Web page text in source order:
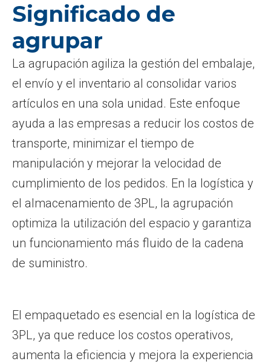
Significado de
agrupar
La agrupación agiliza la gestión del embalaje,
el envío y el inventario al consolidar varios
artículos en una sola unidad. Este enfoque
ayuda a las empresas a reducir los costos de
transporte, minimizar el tiempo de
manipulación y mejorar la velocidad de
cumplimiento de los pedidos. En la logística y
el almacenamiento de 3PL, la agrupación
optimiza la utilización del espacio y garantiza
un funcionamiento más fluido de la cadena
de suministro.
El empaquetado es esencial en la logística de
3PL, ya que reduce los costos operativos,
aumenta la eficiencia y mejora la experiencia